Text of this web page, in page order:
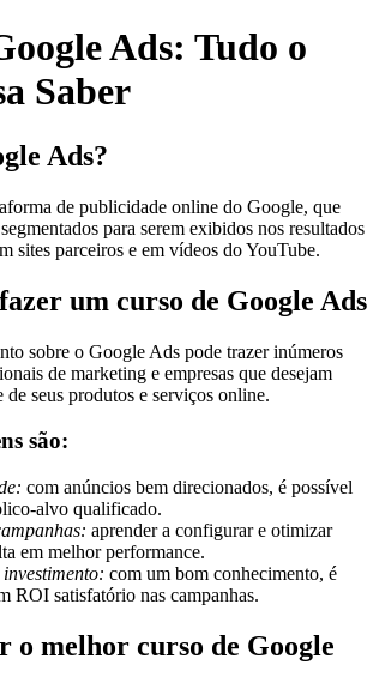
Ads: Tudo o
Saber
Ads?
de publicidade online do Google, que
para serem exibidos nos resultados
sites parceiros e em vídeos do YouTube.
um curso de Google Ads
sobre o Google Ads pode trazer inúmeros
de marketing e empresas que desejam
seus produtos e serviços online.
são:
com anúncios bem direcionados, é possível
alvo qualificado.
aprender a configurar e otimizar
em melhor performance.
com um bom conhecimento, é
ROI satisfatório nas campanhas.
o melhor curso de Google